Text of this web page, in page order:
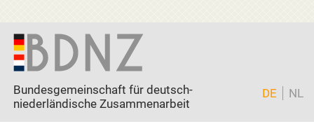
Zum Inhalt springen
Bundesgemeinschaft für deutsch-
niederländische Zusammenarbeit
DE NL